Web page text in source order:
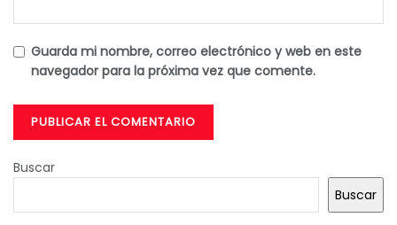
Guarda mi nombre, correo electrónico y web en este
navegador para la próxima vez que comente.
Buscar
Buscar